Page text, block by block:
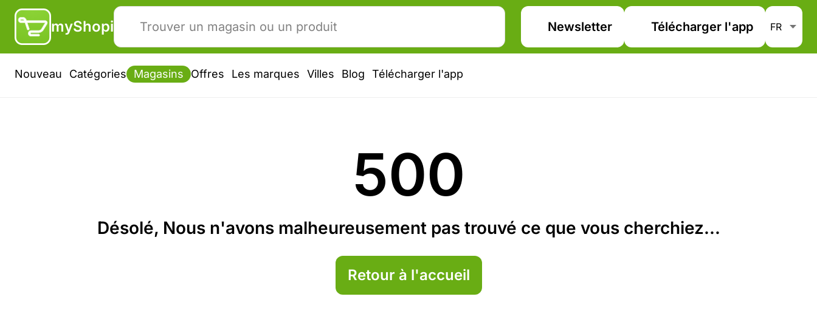
myShopi Newsletter Télécharger l'app
Nouveau Catégories Magasins Offres Les marques Villes Blog Télécharger l'app
500
Désolé, Nous n'avons malheureusement pas trouvé ce que vous cherchiez...
Retour à l'accueil